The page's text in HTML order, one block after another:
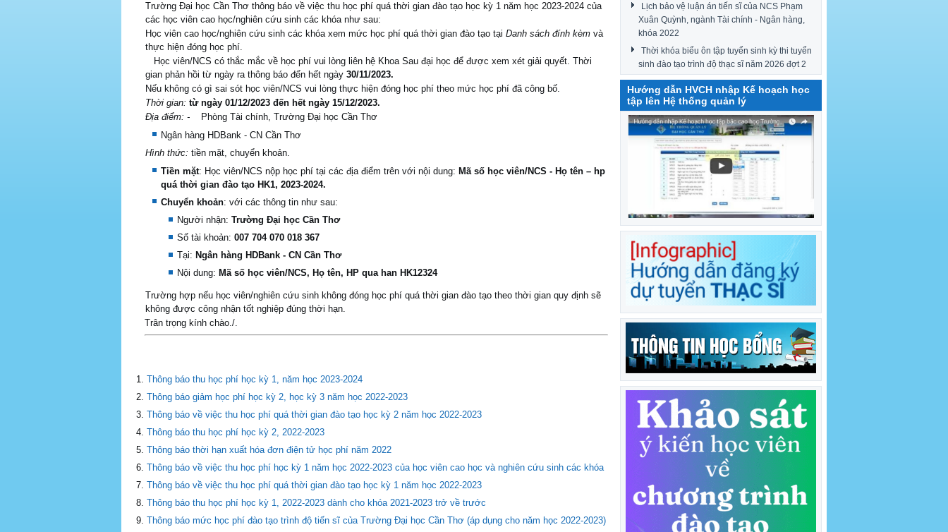
Trường Đại học Cần Thơ thông báo về việc thu học phí quá thời gian đào tạo học kỳ 1 năm học 2023-2024 của
các học viên cao học/nghiên cứu sinh các khóa như sau:
Học viên cao học/nghiên cứu sinh các khóa xem mức học phí quá thời gian đào tạo tại Danh sách đính kèm và
thực hiện đóng học phí.
Học viên/NCS có thắc mắc về học phí vui lòng liên hệ Khoa Sau đại học để được xem xét giải quyết. Thời
gian phản hồi từ ngày ra thông báo đến hết ngày 30/11/2023.
Nếu không có gì sai sót học viên/NCS vui lòng thực hiện đóng học phí theo mức học phí đã công bố.
Thời gian: từ ngày 01/12/2023 đến hết ngày 15/12/2023.
Địa điểm: - Phòng Tài chính, Trường Đại học Cần Thơ
Ngân hàng HDBank - CN Cần Thơ
Hình thức: tiền mặt, chuyển khoản.
Tiền mặt: Học viên/NCS nộp học phí tại các địa điểm trên với nội dung: Mã số học viên/NCS - Họ tên – hp
quá thời gian đào tạo HK1, 2023-2024.
Chuyển khoản: với các thông tin như sau:
Người nhận: Trường Đại học Cần Thơ
Số tài khoản: 007 704 070 018 367
Tại: Ngân hàng HDBank - CN Cần Thơ
Nội dung: Mã số học viên/NCS, Họ tên, HP qua han HK12324
Trường hợp nếu học viên/nghiên cứu sinh không đóng học phí quá thời gian đào tạo theo thời gian quy định sẽ
không được công nhận tốt nghiệp đúng thời hạn.
Trân trọng kính chào./.
Thông báo thu học phí học kỳ 1, năm học 2023-2024
Thông báo giảm học phí học kỳ 2, học kỳ 3 năm học 2022-2023
Thông báo về việc thu học phí quá thời gian đào tạo học kỳ 2 năm học 2022-2023
Thông báo thu học phí học kỳ 2, 2022-2023
Thông báo thời hạn xuất hóa đơn điện tử học phí năm 2022
Thông báo về việc thu học phí học kỳ 1 năm học 2022-2023 của học viên cao học và nghiên cứu sinh các khóa
Thông báo về việc thu học phí quá thời gian đào tạo học kỳ 1 năm học 2022-2023
Thông báo thu học phí học kỳ 1, 2022-2023 dành cho khóa 2021-2023 trở về trước
Thông báo mức học phí đào tạo trình độ tiến sĩ của Trường Đại học Cần Thơ (áp dụng cho năm học 2022-2023)
Lịch bảo vệ luận án tiến sĩ của NCS Phạm
Xuân Quỳnh, ngành Tài chính - Ngân hàng,
khóa 2022
Thời khóa biểu ôn tập tuyển sinh kỳ thi tuyển
sinh đào tạo trình độ thạc sĩ năm 2026 đợt 2
Hướng dẫn HVCH nhập Kế hoạch học
tập lên Hệ thống quản lý